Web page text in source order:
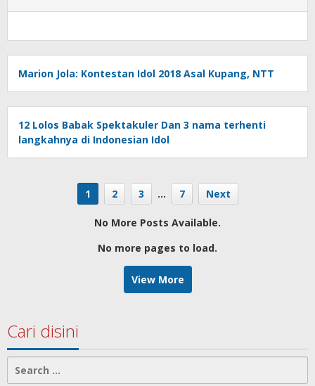
Marion Jola: Kontestan Idol 2018 Asal Kupang, NTT
12 Lolos Babak Spektakuler Dan 3 nama terhenti
langkahnya di Indonesian Idol
1 2 3 … 7 Next
No More Posts Available.
No more pages to load.
View More
Cari disini
for: